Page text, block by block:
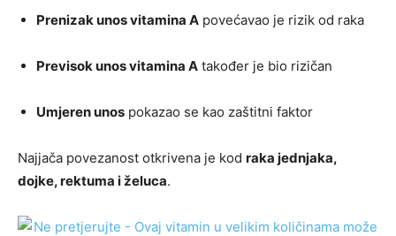
Prenizak unos vitamina A povećavao je rizik od raka
Previsok unos vitamina A također je bio rizičan
Umjeren unos pokazao se kao zaštitni faktor
Najjača povezanost otkrivena je kod raka jednjaka,
dojke, rektuma i želuca.